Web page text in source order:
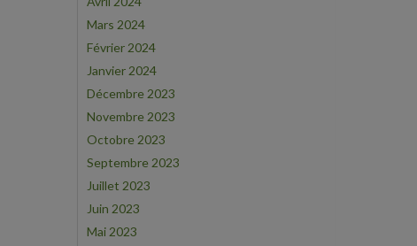
Mars 2024
Février 2024
Janvier 2024
Décembre 2023
Novembre 2023
Octobre 2023
Septembre 2023
Juillet 2023
Juin 2023
Mai 2023